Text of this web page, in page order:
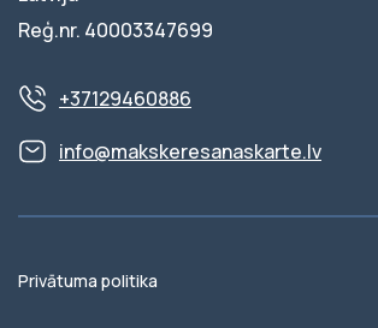
Reģ.nr. 40003347699
+37129460886
info@makskeresanaskarte.lv
Privātuma politika